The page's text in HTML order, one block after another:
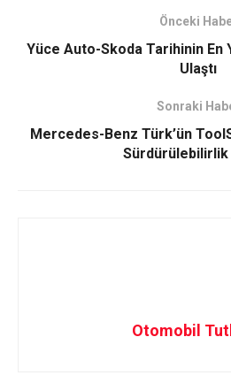
Önceki
Yüce Auto-Skoda Tarihinin En
Ulaştı
Sonraki
Mercedes-Benz Türk’ün
Sürdürülebilirlik
Otomobil